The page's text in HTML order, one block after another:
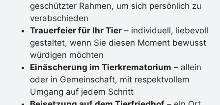
geschützter Rahmen, um sich persönlich zu
verabschieden
Trauerfeier für Ihr Tier – individuell, liebevoll
gestaltet, wenn Sie diesen Moment bewusst
würdigen möchten
Einäscherung im Tierkrematorium – allein
oder in Gemeinschaft, mit respektvollem
Umgang auf jedem Schritt